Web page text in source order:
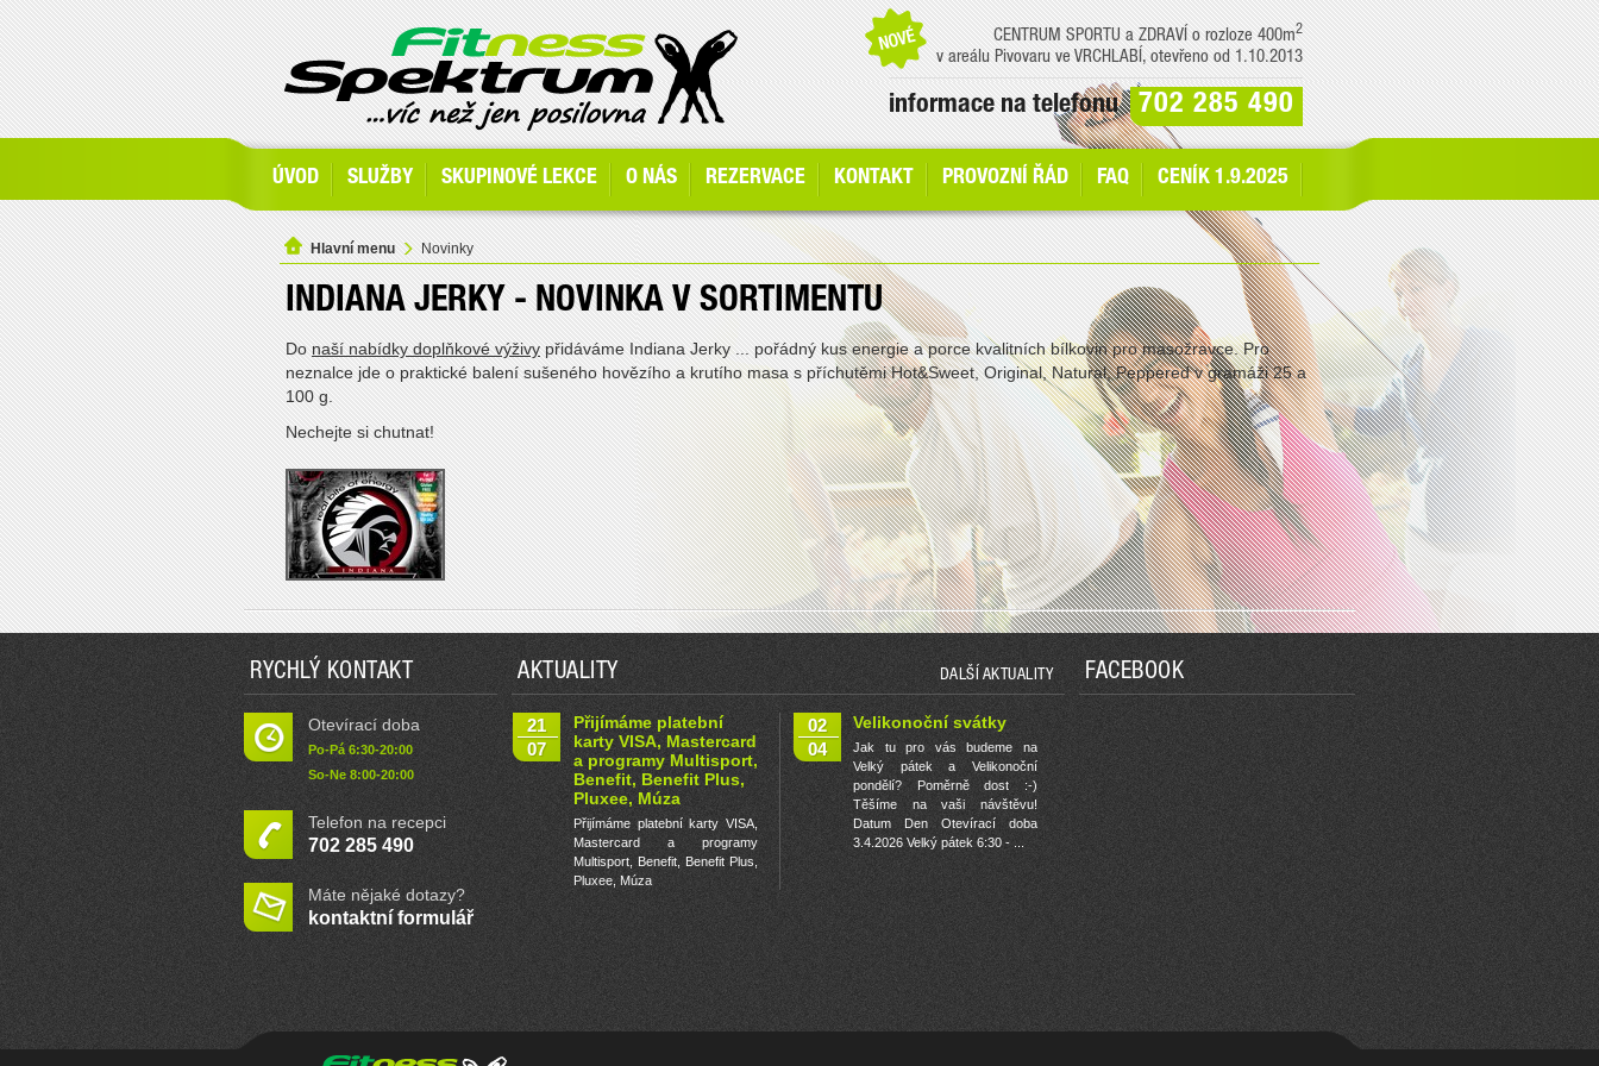
CENTRUM SPORTU a ZDRAVÍ o rozloze 400m2
v areálu Pivovaru ve VRCHLABÍ, otevřeno od 1.10.2013
informace na telefonu 702 285 490
ÚVOD SLUŽBY SKUPINOVÉ LEKCE O NÁS REZERVACE KONTAKT PROVOZNÍ ŘÁD FAQ CENÍK 1.9.2025
Hlavní menu Novinky
INDIANA JERKY - NOVINKA V SORTIMENTU
Do naší nabídky doplňkové výživy přidáváme Indiana Jerky ... pořádný kus energie a porce kvalitních bílkovin pro masožravce. Pro
neznalce jde o praktické balení sušeného hovězího a krutího masa s příchutěmi Hot&Sweet, Original, Natural, Peppered v gramáži 25 a
100 g.
Nechejte si chutnat!
RYCHLÝ KONTAKT
Otevírací doba
Po-Pá 6:30-20:00
So-Ne 8:00-20:00
Telefon na recepci
702 285 490
Máte nějaké dotazy?
kontaktní formulář
AKTUALITY DALŠÍ AKTUALITY
21
07
Přijímáme platební
karty VISA, Mastercard
a programy Multisport,
Benefit, Benefit Plus,
Pluxee, Múza
Přijímáme platební karty VISA,
Mastercard a programy
Multisport, Benefit, Benefit Plus,
Pluxee, Múza
02
04
Velikonoční svátky
Jak tu pro vás budeme na
Velký pátek a Velikonoční
pondělí? Poměrně dost :-)
Těšíme na vaši návštěvu!
Datum Den Otevírací doba
3.4.2026 Velký pátek 6:30 - ...
FACEBOOK